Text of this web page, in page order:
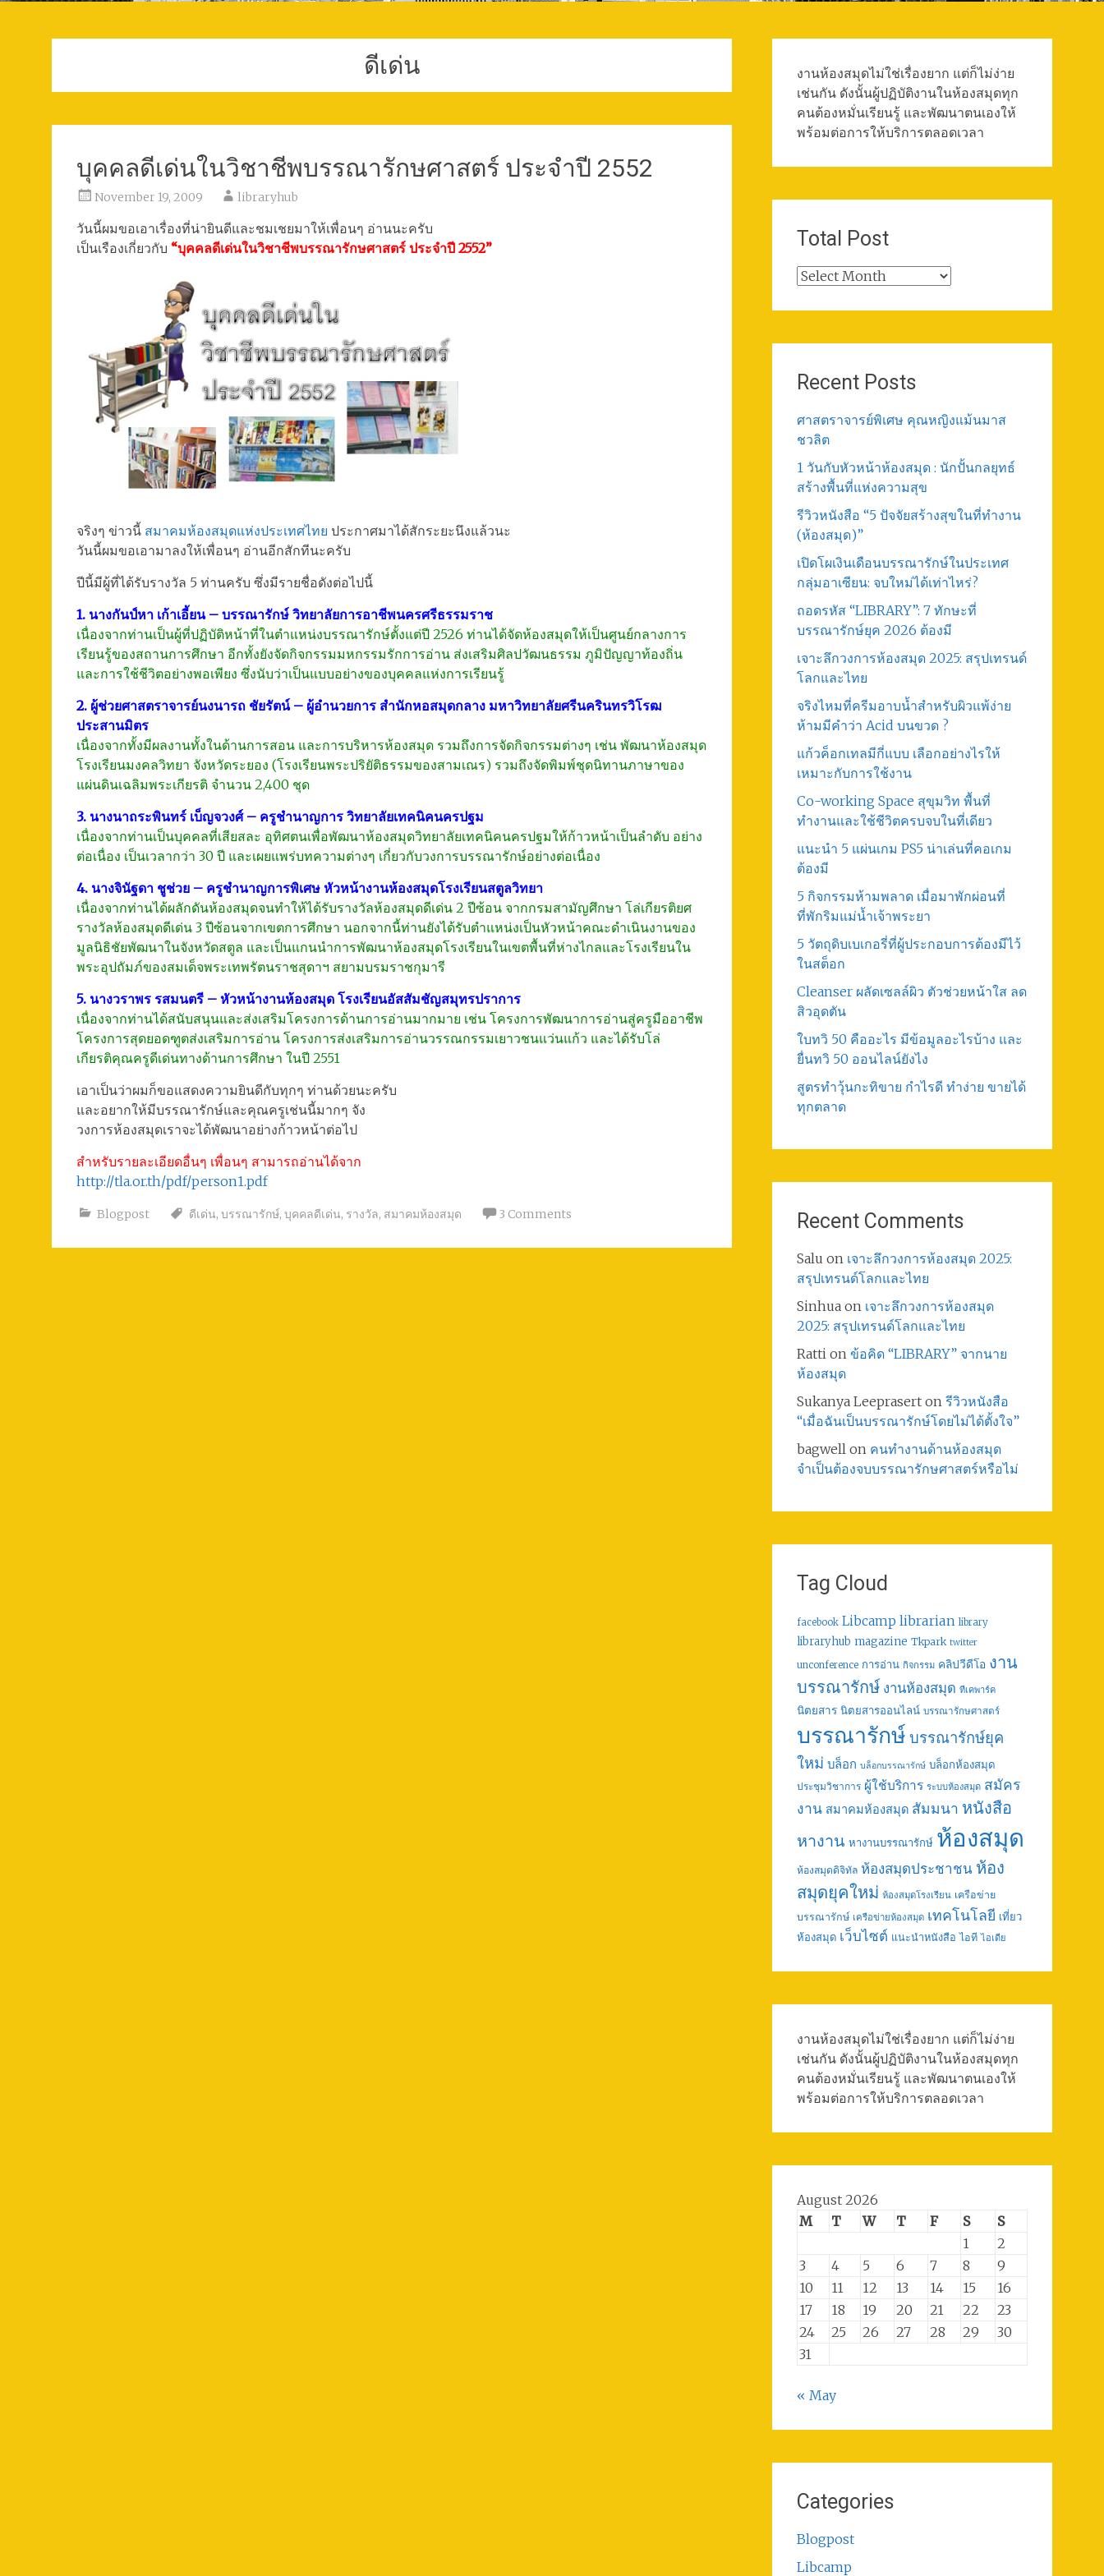
ดีเด่น
บุคคลดีเด่นในวิชาชีพบรรณารักษศาสตร์ ประจำปี 2552
November 19, 2009 libraryhub
วันนี้ผมขอเอาเรื่องที่น่ายินดีและชมเชยมาให้เพื่อนๆ อ่านนะครับ
เป็นเรืองเกี่ยวกับ “บุคคลดีเด่นในวิชาชีพบรรณารักษศาสตร์ ประจำปี 2552”
จริงๆ ข่าวนี้ สมาคมห้องสมุดแห่งประเทศไทย ประกาศมาได้สักระยะนึงแล้วนะ
วันนี้ผมขอเอามาลงให้เพื่อนๆ อ่านอีกสักทีนะครับ
ปีนี้มีผู้ที่ได้รับรางวัล 5 ท่านครับ ซึ่งมีรายชื่อดังต่อไปนี้
1. นางกันป์หา เก้าเอี้ยน – บรรณารักษ์ วิทยาลัยการอาชีพนครศรีธรรมราช
เนื่องจากท่านเป็นผู้ที่ปฏิบัติหน้าที่ในตำแหน่งบรรณารักษ์ตั้งแต่ปี 2526 ท่านได้จัดห้องสมุดให้เป็นศูนย์กลางการ
เรียนรู้ของสถานการศึกษา อีกทั้งยังจัดกิจกรรมมหกรรมรักการอ่าน ส่งเสริมศิลปวัฒนธรรม ภูมิปัญญาท้องถิ่น
และการใช้ชีวิตอย่างพอเพียง ซึ่งนับว่าเป็นแบบอย่างของบุคคลแห่งการเรียนรู้
2. ผู้ช่วยศาสตราจารย์นงนารถ ชัยรัตน์ – ผู้อำนวยการ สำนักหอสมุดกลาง มหาวิทยาลัยศรีนครินทรวิโรฒ
ประสานมิตร
เนื่องจากทั้งมีผลงานทั้งในด้านการสอน และการบริหารห้องสมุด รวมถึงการจัดกิจกรรมต่างๆ เช่น พัฒนาห้องสมุด
โรงเรียนมงคลวิทยา จังหวัดระยอง (โรงเรียนพระปริยัติธรรมของสามเณร) รวมถึงจัดพิมพ์ชุดนิทานภาษาของ
แผ่นดินเฉลิมพระเกียรติ จำนวน 2,400 ชุด
3. นางนาถระพินทร์ เบ็ญจวงศ์ – ครูชำนาญการ วิทยาลัยเทคนิคนครปฐม
เนื่องจากท่านเป็นบุคคลที่เสียสละ อุทิศตนเพื่อพัฒนาห้องสมุดวิทยาลัยเทคนิคนครปฐมให้ก้าวหน้าเป็นลำดับ อย่าง
ต่อเนื่อง เป็นเวลากว่า 30 ปี และเผยแพร่บทความต่างๆ เกี่ยวกับวงการบรรณารักษ์อย่างต่อเนื่อง
4. นางจินัฐดา ชูช่วย – ครูชำนาญการพิเศษ หัวหน้างานห้องสมุดโรงเรียนสตูลวิทยา
เนื่องจากท่านได้ผลักดันห้องสมุดจนทำให้ได้รับรางวัลห้องสมุดดีเด่น 2 ปีซ้อน จากกรมสามัญศึกษา โล่เกียรติยศ
รางวัลห้องสมุดดีเด่น 3 ปีซ้อนจากเขตการศึกษา นอกจากนี้ท่านยังได้รับตำแหน่งเป็นหัวหน้าคณะดำเนินงานของ
มูลนิธิชัยพัฒนาในจังหวัดสตูล และเป็นแกนนำการพัฒนาห้องสมุดโรงเรียนในเขตพื้นที่ห่างไกลและโรงเรียนใน
พระอุปถัมภ์ของสมเด็จพระเทพรัตนราชสุดาฯ สยามบรมราชกุมารี
5. นางวราพร รสมนตรี – หัวหน้างานห้องสมุด โรงเรียนอัสสัมชัญสมุทรปราการ
เนื่องจากท่านได้สนับสนุนและส่งเสริมโครงการด้านการอ่านมากมาย เช่น โครงการพัฒนาการอ่านสู่ครูมืออาชีพ
โครงการสุดยอดฑูตส่งเสริมการอ่าน โครงการส่งเสริมการอ่านวรรณกรรมเยาวชนแว่นแก้ว และได้รับโล่
เกียรติคุณครูดีเด่นทางด้านการศึกษา ในปี 2551
เอาเป็นว่าผมก็ขอแสดงความยินดีกับทุกๆ ท่านด้วยนะครับ
และอยากให้มีบรรณารักษ์และคุณครูเช่นนี้มากๆ จัง
วงการห้องสมุดเราจะได้พัฒนาอย่างก้าวหน้าต่อไป
สำหรับรายละเอียดอื่นๆ เพื่อนๆ สามารถอ่านได้จาก
http://tla.or.th/pdf/person1.pdf
Blogpost ดีเด่น, บรรณารักษ์, บุคคลดีเด่น, รางวัล, สมาคมห้องสมุด 3 Comments
งานห้องสมุดไม่ใช่เรื่องยาก แต่ก็ไม่ง่าย
เช่นกัน ดังนั้นผู้ปฏิบัติงานในห้องสมุดทุก
คนต้องหมั่นเรียนรู้ และพัฒนาตนเองให้
พร้อมต่อการให้บริการตลอดเวลา
Total Post
Total
Recent Posts
ศาสตราจารย์พิเศษ คุณหญิงแม้นมาส
ชวลิต
1 วันกับหัวหน้าห้องสมุด : นักปั้นกลยุทธ์
สร้างพื้นที่แห่งความสุข
รีวิวหนังสือ “5 ปัจจัยสร้างสุขในที่ทำงาน
(ห้องสมุด)”
เปิดโผเงินเดือนบรรณารักษ์ในประเทศ
กลุ่มอาเซียน: จบใหม่ได้เท่าไหร่?
ถอดรหัส “LIBRARY”: 7 ทักษะที่
บรรณารักษ์ยุค 2026 ต้องมี
เจาะลึกวงการห้องสมุด 2025: สรุปเทรนด์
โลกและไทย
จริงไหมที่ครีมอาบน้ำสำหรับผิวแพ้ง่าย
ห้ามมีคำว่า Acid บนขวด ?
แก้วค็อกเทลมีกี่แบบ เลือกอย่างไรให้
เหมาะกับการใช้งาน
Co-working Space สุขุมวิท พื้นที่
ทำงานและใช้ชีวิตครบจบในที่เดียว
แนะนำ 5 แผ่นเกม PS5 น่าเล่นที่คอเกม
ต้องมี
5 กิจกรรมห้ามพลาด เมื่อมาพักผ่อนที่
ที่พักริมแม่น้ำเจ้าพระยา
5 วัตถุดิบเบเกอรี่ที่ผู้ประกอบการต้องมีไว้
ในสต็อก
Cleanser ผลัดเซลล์ผิว ตัวช่วยหน้าใส ลด
สิวอุดตัน
ใบทวิ 50 คืออะไร มีข้อมูลอะไรบ้าง และ
ยื่นทวิ 50 ออนไลน์ยังไง
สูตรทําวุ้นกะทิขาย กำไรดี ทำง่าย ขายได้
ทุกตลาด
Recent Comments
Salu on เจาะลึกวงการห้องสมุด 2025:
สรุปเทรนด์โลกและไทย
Sinhuaon เจาะลึกวงการห้องสมุด
2025: สรุปเทรนด์โลกและไทย
Rattion ข้อคิด “LIBRARY” จากนาย
ห้องสมุด
Sukanya Leepraserton รีวิวหนังสือ
“เมื่อฉันเป็นบรรณารักษ์โดยไม่ได้ตั้งใจ”
bagwellon คนทำงานด้านห้องสมุด
จำเป็นต้องจบบรรณารักษศาสตร์หรือไม่
Tag Cloud
facebook Libcamp librarian library
libraryhub magazine Tkpark twitter
unconference การอ่าน กิจกรรม คลิปวีดีโอ งาน
บรรณารักษ์ งานห้องสมุด ทีเคพาร์ค
นิตยสาร นิตยสารออนไลน์ บรรณารักษศาสตร์
บรรณารักษ์ บรรณารักษ์ยุค
ใหม่ บล็อก บล็อกบรรณารักษ์ บล็อกห้องสมุด
ประชุมวิชาการ ผู้ใช้บริการ ระบบห้องสมุด สมัคร
งาน สมาคมห้องสมุด สัมมนา หนังสือ
หางาน หางานบรรณารักษ์ ห้องสมุด
ห้องสมุดดิจิทัล ห้องสมุดประชาชน ห้อง
สมุดยุคใหม่ ห้องสมุดโรงเรียน เครือข่าย
บรรณารักษ์ เครือข่ายห้องสมุด เทคโนโลยี เที่ยว
ห้องสมุด เว็บไซต์ แนะนำหนังสือ ไอที ไอเดีย
งานห้องสมุดไม่ใช่เรื่องยาก แต่ก็ไม่ง่าย
เช่นกัน ดังนั้นผู้ปฏิบัติงานในห้องสมุดทุก
คนต้องหมั่นเรียนรู้ และพัฒนาตนเองให้
พร้อมต่อการให้บริการตลอดเวลา
August 2026
M
T W T F S
S
1
2
3
4 5 6 7 8
9
10
11 12 13 14 15
16
17
18 19 20 21 22
23
24
25 26 27 28 29
30
31
« May
Categories
Blogpost
Libcamp